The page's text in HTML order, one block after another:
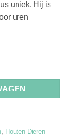
uniek. Hij is
uren
Houten Dieren